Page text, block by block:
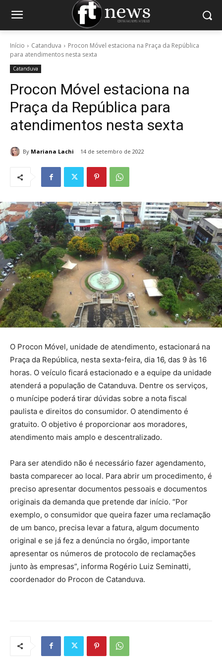
Início Catanduva
Procon Móvel estaciona na Praça da República
para atendimentos nesta sexta
Catanduva
Procon Móvel estaciona na
Praça da República para
atendimentos nesta sexta
By Mariana Lachi 14 de setembro de 2022
O Procon Móvel, unidade de atendimento, estacionará na
Praça da República, nesta sexta-feira, dia 16, das 9 às 16
horas. O veículo ficará estacionado e a equipe da unidade
atenderá a população de Catanduva. Dentre os serviços,
o munícipe poderá tirar dúvidas sobre a nota fiscal
paulista e direitos do consumidor. O atendimento é
gratuito. O objetivo é proporcionar aos moradores,
atendimento mais amplo e descentralizado.
Para ser atendido não é necessário fazer agendamento,
basta comparecer ao local. Para abrir um procedimento, é
preciso apresentar documentos pessoais e documentos
originais da demanda que pretende dar início. “Por
exemplo, o consumidor que queira fazer uma reclamação
de um banco, precisa levar a fatura, algum documento
original e se já fez a denúncia no órgão, importante
apresentar os números de protocolo de reclamações
junto às empresas”, informa Rogério Luiz Seminatti,
coordenador do Procon de Catanduva.